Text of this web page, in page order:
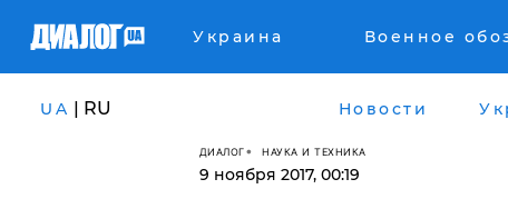
Украина Военное
UA | RU Новости
ДИАЛОГ НАУКА И ТЕХНИКА
9 ноября 2017, 00:19